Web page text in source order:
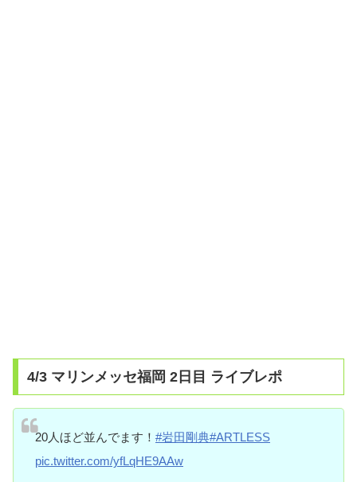
4/3 マリンメッセ福岡 2日目 ライブレポ
20人ほど並んでます！ #岩田剛典#ARTLESS
pic.twitter.com/yfLqHE9AAw